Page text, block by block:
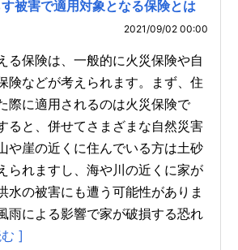
被害で適用対象となる保険とは
2021/09/02 00:00
る保険は、一般的に火災保険や自
険などが考えられます。まず、住
際に適用されるのは火災保険で
ると、併せてさまざまな自然災害
や崖の近くに住んでいる方は土砂
られますし、海や川の近くに家が
水の被害にも遭う可能性がありま
雨による影響で家が破損する恐れ
]